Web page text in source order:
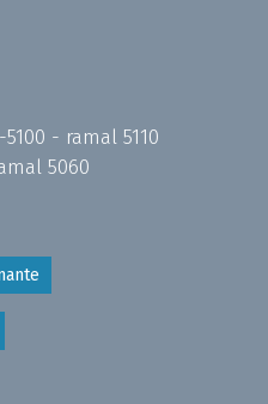
5100 - ramal 5110
5060